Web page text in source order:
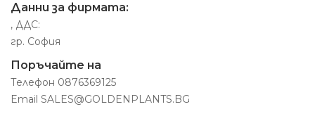
Данни за фирмата:
, ДДС:
гр. София
Поръчайте на
Телефон 0876369125
Email SALES@GOLDENPLANTS.BG